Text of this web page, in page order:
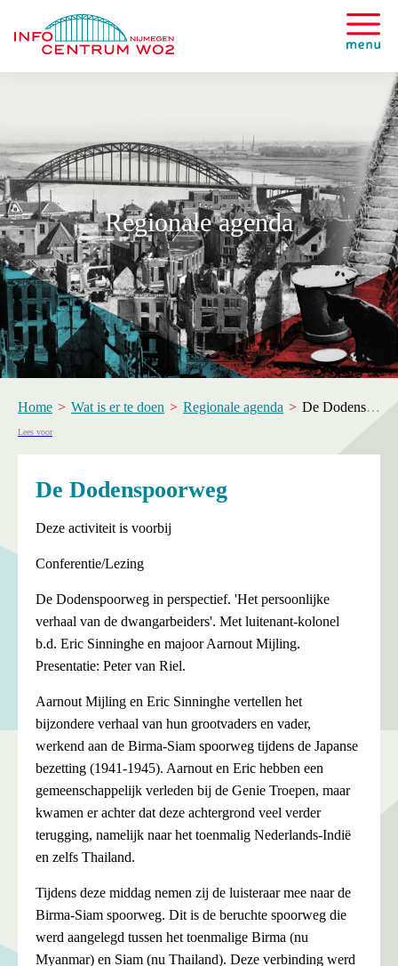
Regionale agenda
Home Wat is er te doen Regionale agenda De Dodenspoorweg
Lees voor
De Dodenspoorweg
Deze activiteit is voorbij
Conferentie/Lezing
De Dodenspoorweg in perspectief. 'Het persoonlijke
verhaal van de dwangarbeiders'. Met luitenant-kolonel
b.d. Eric Sinninghe en majoor Aarnout Mijling.
Presentatie: Peter van Riel.
Aarnout Mijling en Eric Sinninghe vertellen het
bijzondere verhaal van hun grootvaders en vader,
werkend aan de Birma-Siam spoorweg tijdens de Japanse
bezetting (1941-1945). Aarnout en Eric hebben een
gemeenschappelijk verleden bij de Genie Troepen, maar
kwamen er achter dat deze achtergrond veel verder
terugging, namelijk naar het toenmalig Nederlands-Indië
en zelfs Thailand.
Tijdens deze middag nemen zij de luisteraar mee naar de
Birma-Siam spoorweg. Dit is de beruchte spoorweg die
werd aangelegd tussen het toenmalige Birma (nu
Myanmar) en Siam (nu Thailand). Deze verbinding werd